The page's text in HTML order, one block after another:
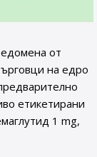
от
на едро
етикетирани
1 mg,